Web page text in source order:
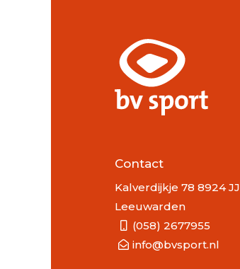
Contact
Kalverdijkje 78 8924 JJ
Leeuwarden
(058) 2677955
info@bvsport.nl